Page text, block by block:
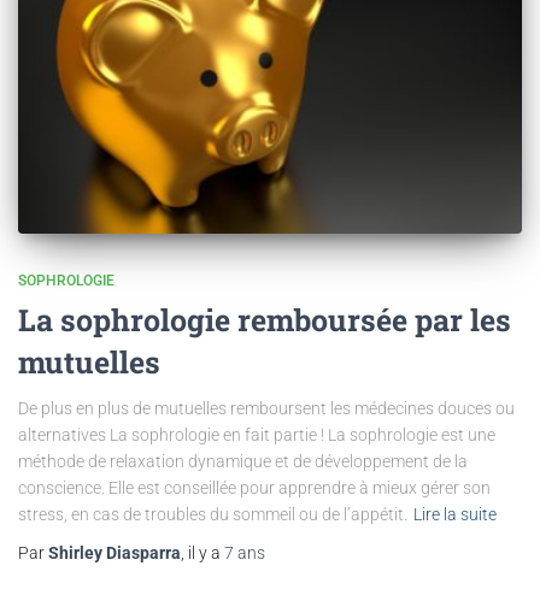
SOPHROLOGIE
La sophrologie remboursée par les
mutuelles
De plus en plus de mutuelles remboursent les médecines douces ou
alternatives La sophrologie en fait partie ! La sophrologie est une
méthode de relaxation dynamique et de développement de la
conscience. Elle est conseillée pour apprendre à mieux gérer son
stress, en cas de troubles du sommeil ou de l’appétit.
Lire la suite
ParShirley Diasparra , il y a 7 ans